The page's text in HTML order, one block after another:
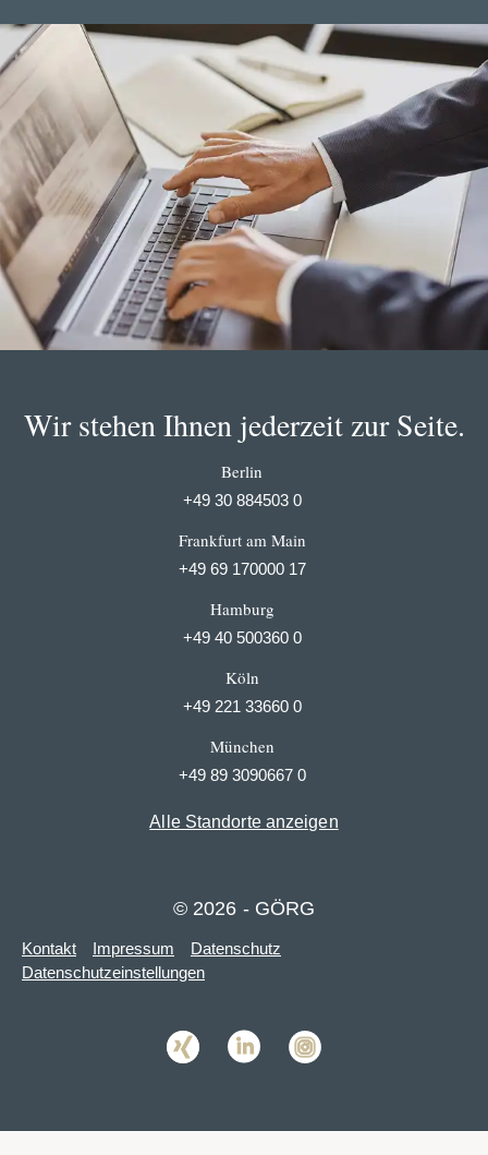
Wir stehen Ihnen jederzeit zur Seite.
Berlin
+49 30 884503 0
Frankfurt am Main
+49 69 170000 17
Hamburg
+49 40 500360 0
Köln
+49 221 33660 0
München
+49 89 3090667 0
Alle Standorte anzeigen
© 2026 - GÖRG
Kontakt Impressum
Datenschutz
Datenschutzeinstellungen